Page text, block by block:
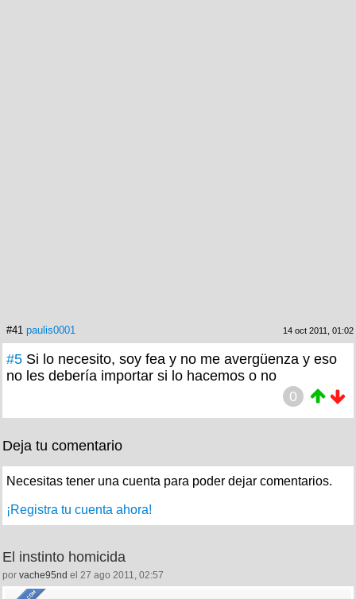
#41 paulis0001 14 oct 2011, 01:02
#5 Si lo necesito, soy fea y no me avergüenza y eso
no les debería importar si lo hacemos o no
0
Deja tu comentario
Necesitas tener una cuenta para poder dejar comentarios.
¡Registra tu cuenta ahora!
El instinto homicida
por vache95nd el 27 ago 2011, 02:57